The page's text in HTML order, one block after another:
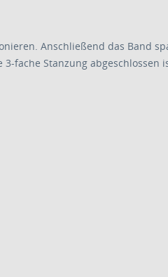
Anschließend das Band
fache Stanzung